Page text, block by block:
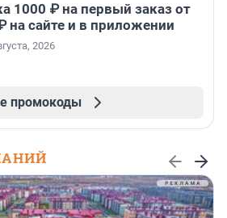
1000 ₽ на первый заказ от
на сайте и в приложении
2026
промокоды